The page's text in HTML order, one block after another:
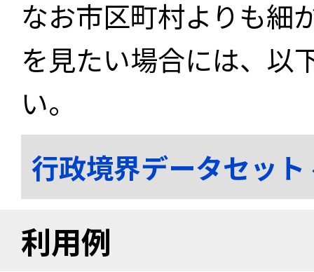
なお市区町村よりも細
を見たい場合には、以
い。
行政境界データセッ
利用例